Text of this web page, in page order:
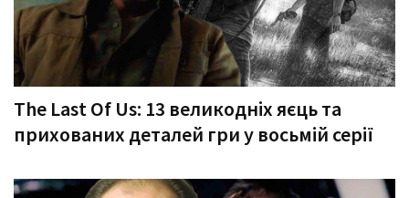
The Last Of Us: 13 великодніх яєць та
прихованих деталей гри у восьмій серії